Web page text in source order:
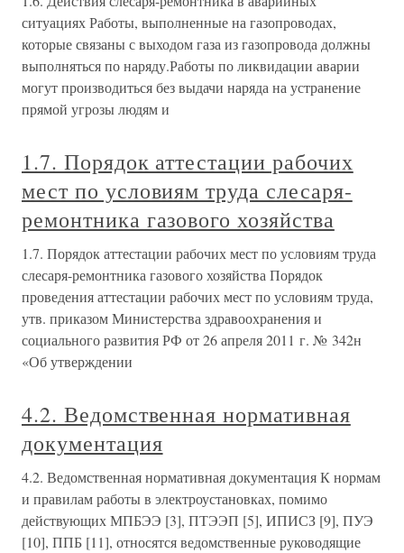
ситуациях Работы, выполненные на газопроводах,
которые связаны с выходом газа из газопровода должны
выполняться по наряду.Работы по ликвидации аварии
могут производиться без выдачи наряда на устранение
прямой угрозы людям и
1.7. Порядок аттестации рабочих
мест по условиям труда слесаря-
ремонтника газового хозяйства
1.7. Порядок аттестации рабочих мест по условиям труда
слесаря-ремонтника газового хозяйства Порядок
проведения аттестации рабочих мест по условиям труда,
утв. приказом Министерства здравоохранения и
социального развития РФ от 26 апреля 2011 г. № 342н
«Об утверждении
4.2. Ведомственная нормативная
документация
4.2. Ведомственная нормативная документация К нормам
и правилам работы в электроустановках, помимо
действующих МПБЭЭ [3], ПТЭЭП [5], ИПИСЗ [9], ПУЭ
[10], ППБ [11], относятся ведомственные руководящие